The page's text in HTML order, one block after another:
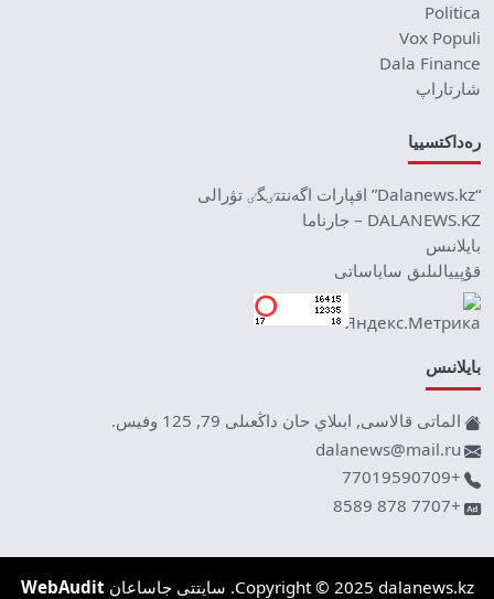
Politica
Vox Populi
Dala Finance
شارتاراپ
رەداكتسييا
“Dalanews.kz” اقپارات اگەنتتٸگٸ تۋرالى
DALANEWS.KZ – جارناما
بايلانىس
قۇپييالىلىق ساياساتى
بايلانىس
الماتى قالاسى, ابىلاي حان داڭعىلى 79, 125 وفيس.
dalanews@mail.ru
+77019590709
+7707 878 8589
Copyright © 2025 dalanews.kz. سايتتى جاساعان WebAudit